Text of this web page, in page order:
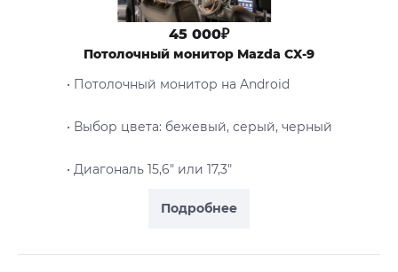
Подробнее
45 000₽
Потолочный монитор Mazda CX-9
• Потолочный монитор на Android
• Выбор цвета: бежевый, серый, черный
• Диагональ 15,6" или 17,3"